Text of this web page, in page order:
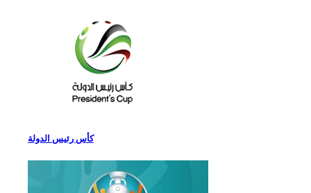
كأس رئيس الدولة